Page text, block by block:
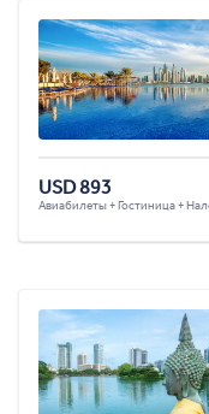
USD 893
Авиабилеты + Гостиница +